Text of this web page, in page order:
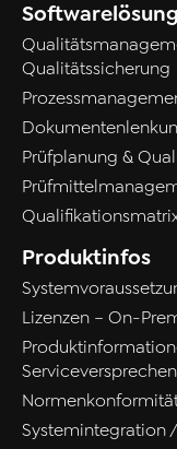
Qualitätssicherung
Prüfplanung &
Produktinfos
Lizenzen – On-
Serviceversprechen
Systemintegration